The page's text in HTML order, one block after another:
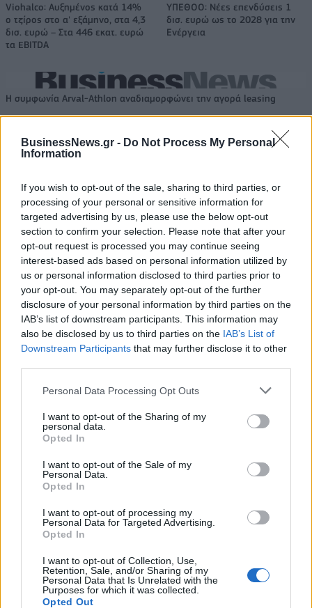
BusinessNews.gr - Do Not Process My Personal
Information
If you wish to opt-out of the sale, sharing to third parties, or
processing of your personal or sensitive information for
targeted advertising by us, please use the below opt-out
section to confirm your selection. Please note that after your
opt-out request is processed you may continue seeing
interest-based ads based on personal information utilized by
us or personal information disclosed to third parties prior to
your opt-out. You may separately opt-out of the further
disclosure of your personal information by third parties on the
IAB’s list of downstream participants. This information may
also be disclosed by us to third parties on the IAB’s List of
Downstream Participants that may further disclose it to other
Personal Data Processing Opt Outs
I want to opt-out of the Sharing of my
personal data.
Opted In
I want to opt-out of the Sale of my
Personal Data.
Opted In
I want to opt-out of processing my
Personal Data for Targeted Advertising.
Opted In
I want to opt-out of Collection, Use,
Retention, Sale, and/or Sharing of my
Personal Data that Is Unrelated with the
Purposes for which it was collected.
Opted Out
Viohalco: Αυξημένος κατά 14%
ο τζίρος στο α' εξάμηνο, στα 4,3
δισ. ευρώ – Στα 446 εκατ. ευρώ
τα EBITDA
ΥΠΕΘΟΟ: Νέες επενδύσεις 1
δισ. ευρώ ως το 2028 για την
Ενέργεια
Η συμφωνία Arval-Athlon αναδιαμορφώνει την αγορά leasing
VW: Η δύσκολη εξίσωση της
18η συνεχόμενη χρονιά για τον
Alpha Bank: Για πρώτη φορά το Αρχαίο Θέατρο Επιδαύρου άνοιξε τις
πύλες του σε όλους
ESG Report 2025: Πώς η ΑΒ Βασιλόπουλος μετατρέπει τη
βιωσιμότητα σε καθημερινή πράξη
ΠΕΡΙΣΣΌΤΕΡΑ ΣΕ ΑΥΤΉ ΤΗΝ ΚΑΤΗΓΟΡΊΑ
O Κωτσόβολος σου
φτιάχνει τις γιορτές
21/12/2017 - 02:00
ΙΟΒΕ: Οι νέες επιχειρήσεις
στην Ελλάδα αξιοποιούν
21/12/2017 - 02:00